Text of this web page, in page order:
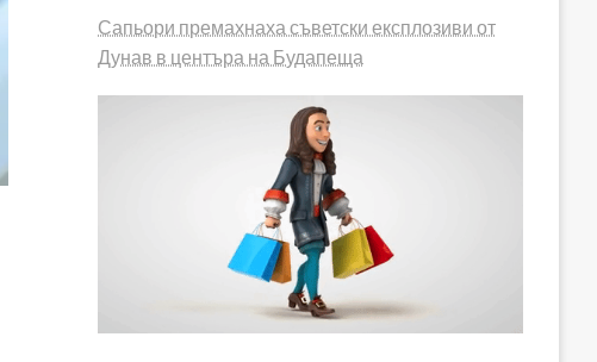
Сапьори премахнаха съветски експлозиви от
Дунав в центъра на Будапеща